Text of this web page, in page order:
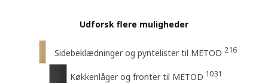
Udforsk flere muligheder
Sidebeklædninger og pyntelister til METOD 216
Køkkenlåger og fronter til METOD 1031